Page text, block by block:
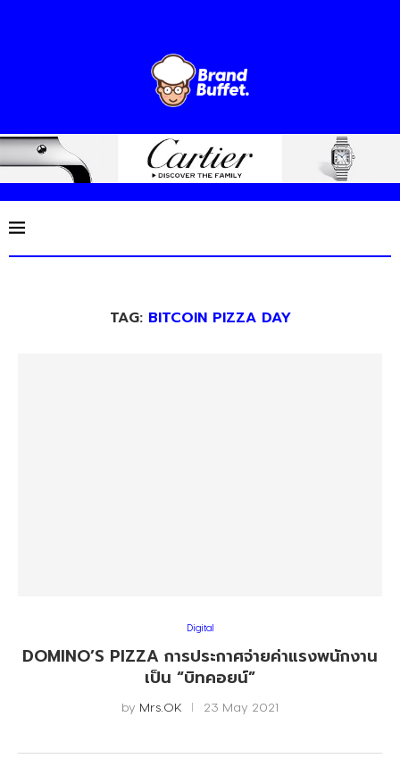
TAG: BITCOIN PIZZA DAY
Digital
DOMINO’S PIZZA การประกาศจ่ายค่าแรงพนักงาน
เป็น “บิทคอยน์”
by Mrs.OK 23 May 2021